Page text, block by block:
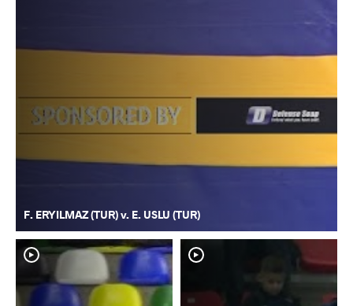
F. ERYILMAZ (TUR) v. E. USLU (TUR)